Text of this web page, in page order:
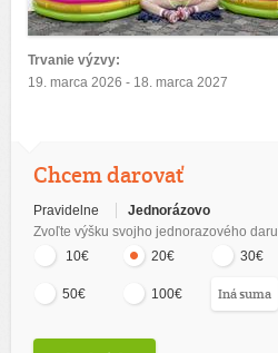
Trvanie výzvy:
19. marca 2026 - 18. marca 2027
Chcem darovať
Pravidelne
Jednorázovo
Zvoľte výšku svojho jednorazového daru
10€
20€ 30€
50€ 100€